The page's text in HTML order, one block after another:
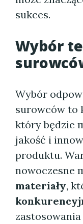
sukces.
Wybór
Wybór
surowców to
który będzie
jakość i
produktu.
nowoczesne
materiały,